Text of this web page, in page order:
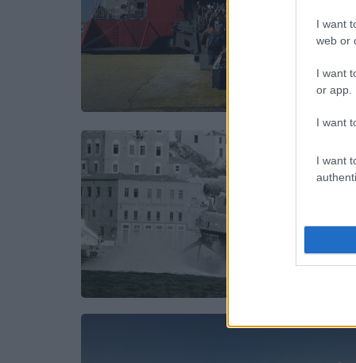
I want
web or
I want
or app.
I want
I want